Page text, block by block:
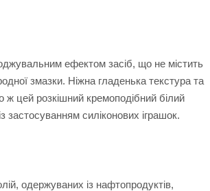
ефектом засіб, що не містить
змазки. Ніжна гладенька текстура та
цей розкішний кремоподібний білий
застосуванням силіконових іграшок.
одержуваних із нафтопродуктів,